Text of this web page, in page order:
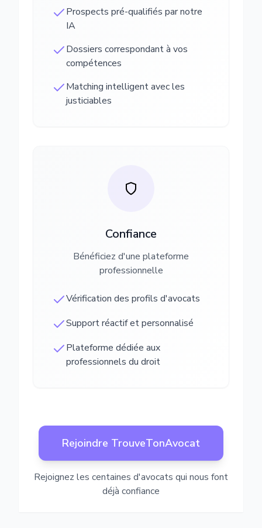
Prospects pré-qualifiés par notre
IA
Dossiers correspondant à vos
compétences
Matching intelligent avec les
justiciables
Confiance
Bénéficiez d'une plateforme
professionnelle
Vérification des profils d'avocats
Support réactif et personnalisé
Plateforme dédiée aux
professionnels du droit
Rejoindre TrouveTonAvocat
Rejoignez les centaines d'avocats qui nous font
déjà confiance